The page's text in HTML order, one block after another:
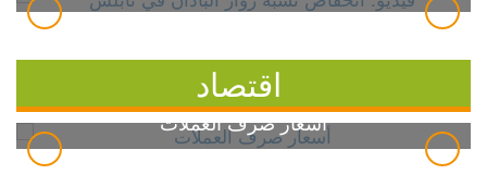
اقتصاد
أسعار صرف العملات